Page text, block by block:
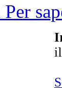
Per